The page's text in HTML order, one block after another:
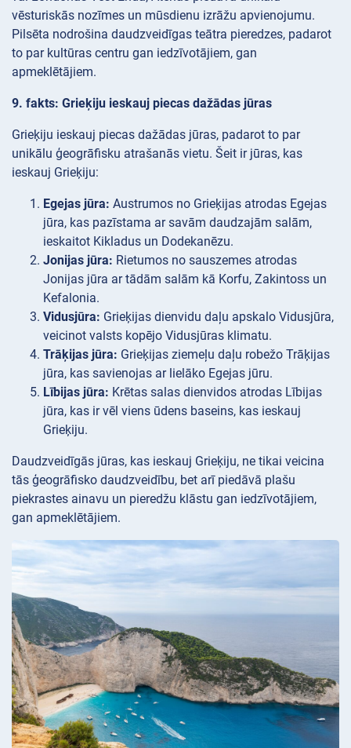
vēsturiskās nozīmes un mūsdienu izrāžu apvienojumu.
Pilsēta nodrošina daudzveidīgas teātra pieredzes, padarot
to par kultūras centru gan iedzīvotājiem, gan
apmeklētājiem.
9. fakts: Grieķiju ieskauj piecas dažādas jūras
Grieķiju ieskauj piecas dažādas jūras, padarot to par
unikālu ģeogrāfisku atrašanās vietu. Šeit ir jūras, kas
ieskauj Grieķiju:
Egejas jūra: Austrumos no Grieķijas atrodas Egejas
jūra, kas pazīstama ar savām daudzajām salām,
ieskaitot Kikladus un Dodekanēzu.
Jonijas jūra: Rietumos no sauszemes atrodas
Jonijas jūra ar tādām salām kā Korfu, Zakintoss un
Kefalonia.
Vidusjūra: Grieķijas dienvidu daļu apskalo Vidusjūra,
veicinot valsts kopējo Vidusjūras klimatu.
Trāķijas jūra: Grieķijas ziemeļu daļu robežo Trāķijas
jūra, kas savienojas ar lielāko Egejas jūru.
Lībijas jūra: Krētas salas dienvidos atrodas Lībijas
jūra, kas ir vēl viens ūdens baseins, kas ieskauj
Grieķiju.
Daudzveidīgās jūras, kas ieskauj Grieķiju, ne tikai veicina
tās ģeogrāfisko daudzveidību, bet arī piedāvā plašu
piekrastes ainavu un pieredžu klāstu gan iedzīvotājiem,
gan apmeklētājiem.